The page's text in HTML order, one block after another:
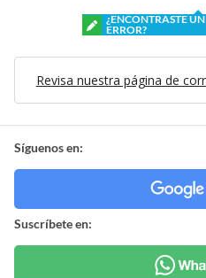
¿ENCONTRASTE UN
ERROR?
Revisa nuestra página de
Síguenos en:
Suscríbete en: